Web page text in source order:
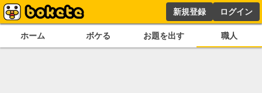
新規登録 ログイン
ホーム ボケる お題を出す 職人